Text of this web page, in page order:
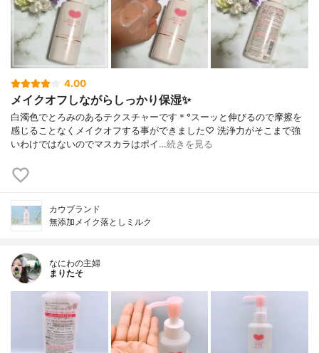
4.00
メイクオフしながらしっかり保湿✨
白濁色でとろみのあるテクスチャーです＊°スーッと伸びるので摩擦を
感じることなくメイクオフする事ができました♡ 洗浄力がそこまで強
いわけではないのでマスカラはポイ…続きを見る
カウブランド
無添加メイク落としミルク
なにわの主婦
まりたそ